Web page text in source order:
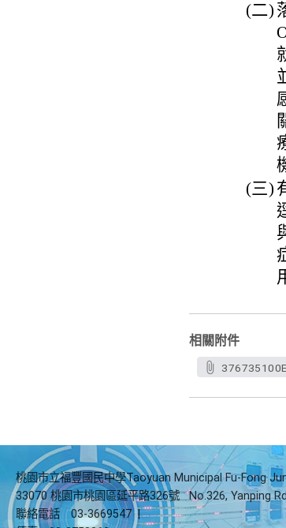
(二)
(三)
相關附件
桃園市立福豐國民中學Taoyuan Municipal Fu-Fong
33070 桃園市桃園區延平路326號
No.326, Yanping
聯絡電話
03-3669547 |